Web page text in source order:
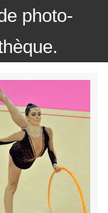
photo-